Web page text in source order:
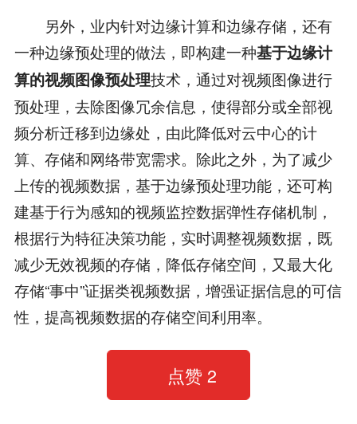
另外，业内针对边缘计算和边缘存储，还有
一种边缘预处理的做法，即构建一种基于边缘计
算的视频图像预处理技术，通过对视频图像进行
预处理，去除图像冗余信息，使得部分或全部视
频分析迁移到边缘处，由此降低对云中心的计
算、存储和网络带宽需求。除此之外，为了减少
上传的视频数据，基于边缘预处理功能，还可构
建基于行为感知的视频监控数据弹性存储机制，
根据行为特征决策功能，实时调整视频数据，既
减少无效视频的存储，降低存储空间，又最大化
存储“事中”证据类视频数据，增强证据信息的可信
性，提高视频数据的存储空间利用率。
点赞 2